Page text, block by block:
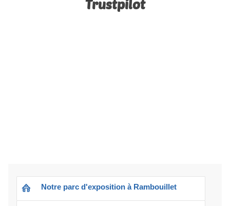
Trustpilot
Notre parc d'exposition à Rambouillet